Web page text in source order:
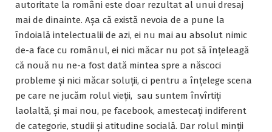
autoritate la români este doar rezultat al unui dresaj
mai de dinainte. Așa că există nevoia de a pune la
îndoială intelectualii de azi, ei nu mai au absolut nimic
de-a face cu românul, ei nici măcar nu pot să înțeleagă
că nouă nu ne-a fost dată mintea spre a născoci
probleme și nici măcar soluții, ci pentru a înțelege scena
pe care ne jucăm rolul vieții, sau suntem învîrtiți
laolaltă, și mai nou, pe facebook, amestecați indiferent
de categorie, studii și atitudine socială. Dar rolul minții